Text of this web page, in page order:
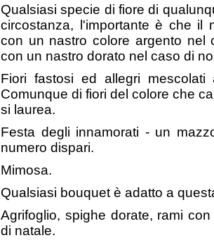
Qualsiasi specie di fiore di
circostanza, l'importante è che il
con un nastro colore argento nel
con un nastro dorato nel caso di
Fiori fastosi ed allegri
Comunque di fiori del colore che
si laurea.
Festa degli innamorati - un
numero dispari.
Mimosa.
Qualsiasi bouquet è adatto a
Agrifoglio, spighe dorate, rami
di natale.